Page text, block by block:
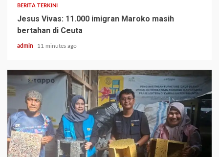
BERITA TERKINI
Jesus Vivas: 11.000 imigran Maroko masih
bertahan di Ceuta
admin 11 minutes ago